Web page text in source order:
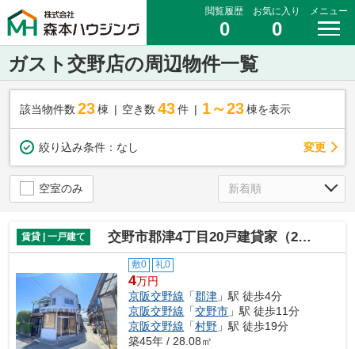
閲覧履歴
0
お気に入り
0
メニュー
ガスト交野店の周辺物件一覧
該当物件数 23棟 空き数 43 件 1～23 棟を表示
絞り込み条件： なし 変更
空室のみ
賃貸 | 一戸建て 交野市郡津4丁目20戸建貸家（2階部分）
敷0 礼0
4万円
京阪交野線 「郡津 」駅 徒歩4分
京阪交野線 「交野市 」駅 徒歩11分
京阪交野線 「村野 」駅 徒歩19分
築45年 / 28.08㎡